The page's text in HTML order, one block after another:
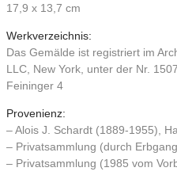
17,9 x 13,7 cm
Werkverzeichnis:
Das Gemälde ist registriert im
LLC, New York, unter der Nr.
Feininger 4
Provenienz:
– Alois J. Schardt (1889-1955),
– Privatsammlung (durch
– Privatsammlung (1985 vom